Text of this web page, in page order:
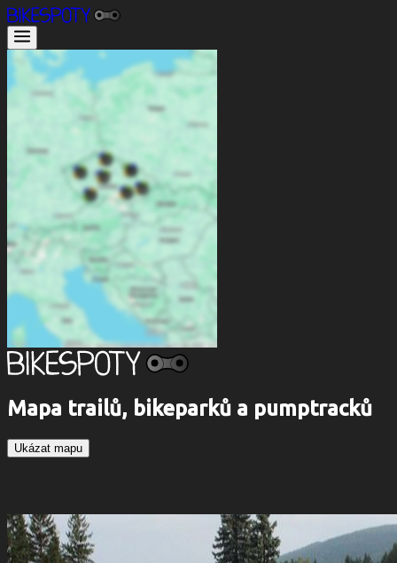
Mapa trailů, bikeparků a pumptracků
Ukázat mapu